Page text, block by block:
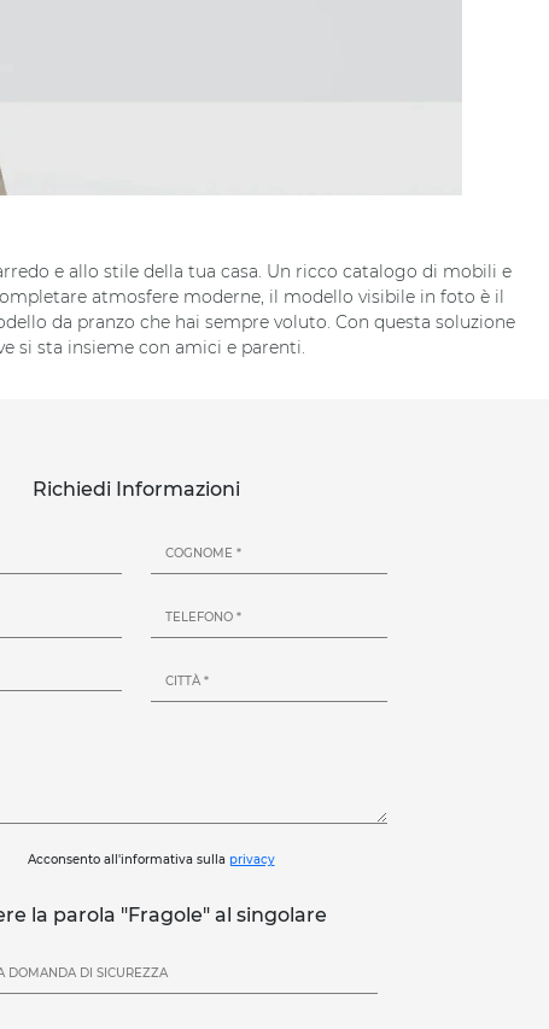
e allo stile della tua casa. Un ricco catalogo di mobili e
atmosfere moderne, il modello visibile in foto è il
da pranzo che hai sempre voluto. Con questa soluzione
si sta insieme con amici e parenti.
Richiedi Informazioni
Acconsento all'informativa sulla privacy
la parola "Fragole" al singolare